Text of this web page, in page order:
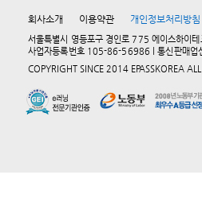
회사소개 이용약관 개인정보처리방침
서울특별시 영등포구 경인로 775 에이스하
사업자등록번호 105-86-56986 l 통신판매업
COPYRIGHT SINCE 2014 EPASSKOREA